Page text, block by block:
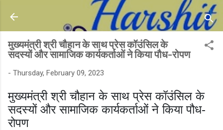
Skip to main content
मुख्यमंत्री श्री चौहान के साथ प्रेस कॉउंसिल के
सदस्यों और सामाजिक कार्यकर्ताओं ने किया पौध-रोपण
- Thursday, February 09, 2023
मुख्यमंत्री श्री चौहान के साथ प्रेस कॉउंसिल के
सदस्यों और सामाजिक कार्यकर्ताओं ने किया पौध-
रोपण